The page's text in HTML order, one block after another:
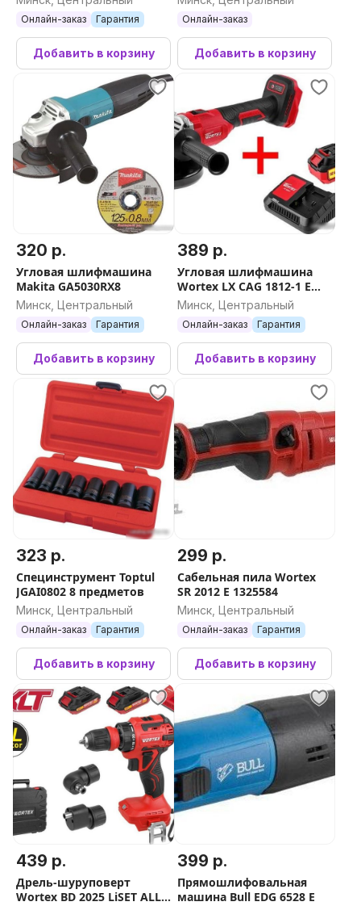
Онлайн-заказ Гарантия
Добавить в корзину
Онлайн-заказ
Добавить в корзину
320 р.
Угловая шлифмашина
Makita GA5030RX8
Минск, Центральный
Онлайн-заказ Гарантия
Добавить в корзину
389 р.
Угловая шлифмашина
Wortex LX CAG 1812-1 E
0329192 (с 1-им АКБ)
Минск, Центральный
Онлайн-заказ Гарантия
Добавить в корзину
323 р.
Специнструмент Toptul
JGAI0802 8 предметов
Минск, Центральный
Онлайн-заказ Гарантия
Добавить в корзину
299 р.
Сабельная пила Wortex
SR 2012 E 1325584
Минск, Центральный
Онлайн-заказ Гарантия
Добавить в корзину
439 р.
Дрель-шуруповерт
Wortex BD 2025 LiSET ALL1
399 р.
Прямошлифовальная
машина Bull EDG 6528 E